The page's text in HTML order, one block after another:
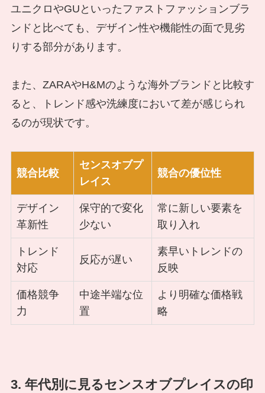
ユニクロやGUといったファストファッションブラ
ンドと比べても、デザイン性や機能性の面で見劣
りする部分があります。
また、ZARAやH&Mのような海外ブランドと比較す
ると、トレンド感や洗練度において差が感じられ
るのが現状です。
競合比較
センスオブプ
レイス
競合の優位性
デザイン
革新性
保守的で変化
少ない
常に新しい要素を
取り入れ
トレンド
対応
反応が遅い
素早いトレンドの
反映
価格競争
力
中途半端な位
置
より明確な価格戦
略
3. 年代別に見るセンスオブプレイスの印